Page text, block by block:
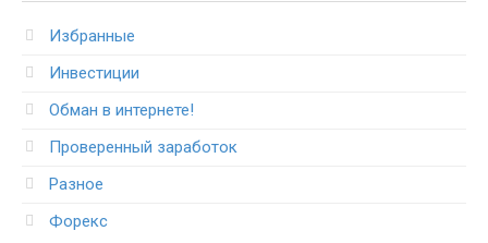
Избранные
Инвестиции
Обман в интернете!
Проверенный заработок
Разное
Форекс